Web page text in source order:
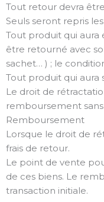
Tout retour devra
Seuls seront repris
Tout produit qui aura
être retourné avec
sachet… ) ; le
Tout produit qui aura
Le droit de
remboursement
Remboursement
Lorsque le droit de
frais de retour.
Le point de vente
de ces biens. Le
transaction initiale.